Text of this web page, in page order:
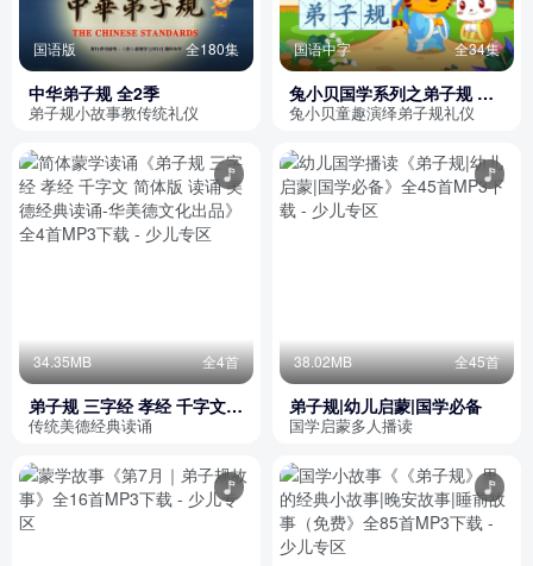
国语版 全180集
中华弟子规 全2季
弟子规小故事教传统礼仪
国语中字 全34集
兔小贝国学系列之弟子规 第
一季
兔小贝童趣演绎弟子规礼仪
34.35MB 全4首
弟子规 三字经 孝经 千字文
简体版 读诵 美德经典读诵-华
美德文化出品
传统美德经典读诵
38.02MB 全45首
弟子规|幼儿启蒙|国学必备
国学启蒙多人播读